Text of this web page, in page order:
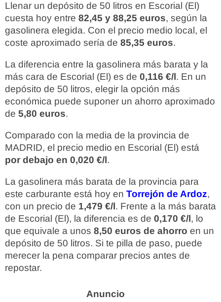
Llenar un depósito de 50 litros en Escorial (El)
cuesta hoy entre 82,45 y 88,25 euros, según la
gasolinera elegida. Con el precio medio local, el
coste aproximado sería de 85,35 euros.
La diferencia entre la gasolinera más barata y la
más cara de Escorial (El) es de 0,116 €/l. En un
depósito de 50 litros, elegir la opción más
económica puede suponer un ahorro aproximado
de 5,80 euros.
Comparado con la media de la provincia de
MADRID, el precio medio en Escorial (El) está
por debajo en 0,020 €/l.
La gasolinera más barata de la provincia para
este carburante está hoy en Torrejón de Ardoz,
con un precio de 1,479 €/l. Frente a la más barata
de Escorial (El), la diferencia es de 0,170 €/l, lo
que equivale a unos 8,50 euros de ahorro en un
depósito de 50 litros. Si te pilla de paso, puede
merecer la pena comparar precios antes de
repostar.